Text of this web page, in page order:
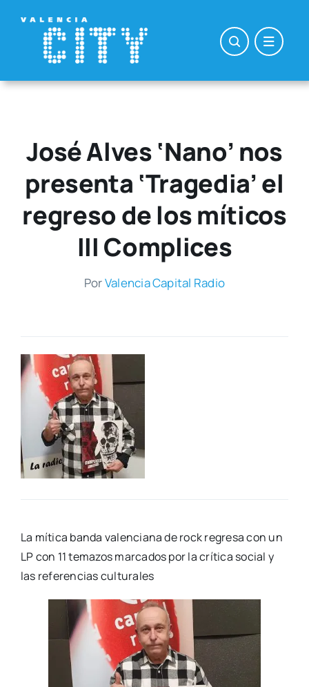
contenido
José Alves ‘Nano’ nos
presenta ‘Tragedia’ el
regreso de los míticos
III Complices
PorValen­cia Capi­tal Radio
La míti­ca ban­da valen­cia­na de rock regre­sa con un
LP con 11 tema­zos mar­ca­dos por la crí­ti­ca social y
las refe­ren­cias cul­tu­ra­les